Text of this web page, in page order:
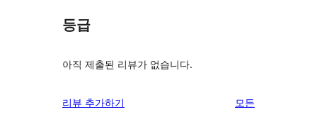
등급
아직 제출된 리뷰가 없습니다.
리뷰 추가하기 모든